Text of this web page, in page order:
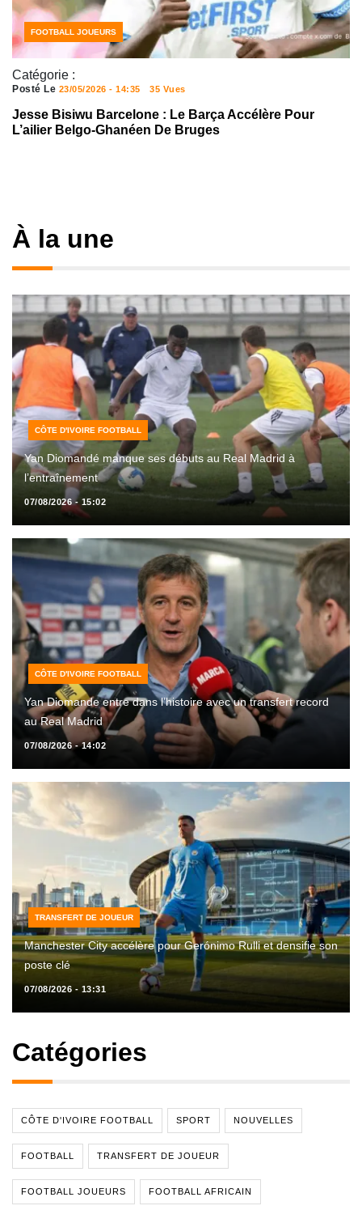
Catégorie :
FOOTBALL JOUEURS
Posté Le 23/05/2026 - 14:35 35 Vues
Jesse Bisiwu Barcelone : Le Barça Accélère Pour
L’ailier Belgo-Ghanéen De Bruges
À la une
CÔTE D'IVOIRE FOOTBALL
Yan Diomandé manque ses débuts au Real Madrid à
l’entraînement
07/08/2026 - 15:02
CÔTE D'IVOIRE FOOTBALL
Yan Diomande entre dans l’histoire avec un transfert record
au Real Madrid
07/08/2026 - 14:02
TRANSFERT DE JOUEUR
Manchester City accélère pour Gerónimo Rulli et densifie son
poste clé
07/08/2026 - 13:31
Catégories
CÔTE D'IVOIRE FOOTBALL SPORT NOUVELLES
FOOTBALL TRANSFERT DE JOUEUR
FOOTBALL JOUEURS FOOTBALL AFRICAIN